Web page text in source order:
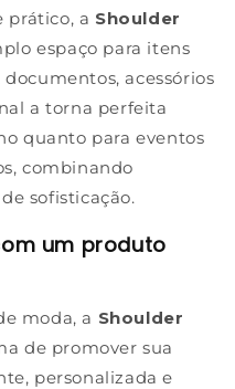
prático, a Shoulder
espaço para itens
acessórios
a torna perfeita
quanto para eventos
combinando
sofisticação.
um produto
moda, a Shoulder
de promover sua
personalizada e